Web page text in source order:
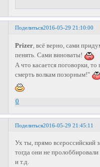
Поделиться2016-05-29 21:10:00
Prizer , всё верно, сами
пенять. Сами виноваты!
А что касается поговорки,
смерть волкам позорным!"
0
Поделиться2016-05-29 21:45:11
Ух ты, прямо всероссийский
тогда они не
и т.д.